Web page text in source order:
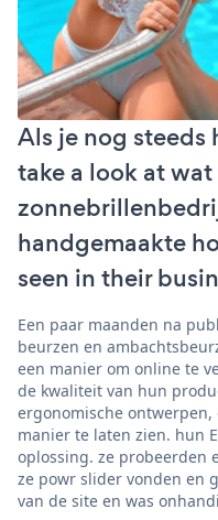
Als je nog steeds
take a look at
handgemaakte
seen in their
Een paar maanden na
beurzen en
een manier om online te
de kwaliteit van hun
ergonomische
manier te laten zien. hun
oplossing. ze probeerden
ze powr slider vonden en
van de site en was